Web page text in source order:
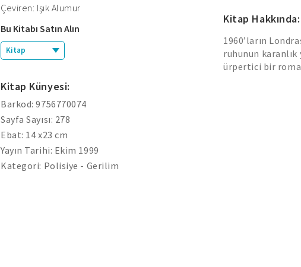
Çeviren: Işık Alumur
Bu Kitabı Satın Alın
Kitap
Kitap Künyesi:
Barkod: 9756770074
Sayfa Sayısı: 278
Ebat: 14 x23 cm
Yayın Tarihi: Ekim 1999
Kategori: Polisiye - Gerilim
Kitap Hakkında:
1960’ların
ruhunun
ürpertici bir